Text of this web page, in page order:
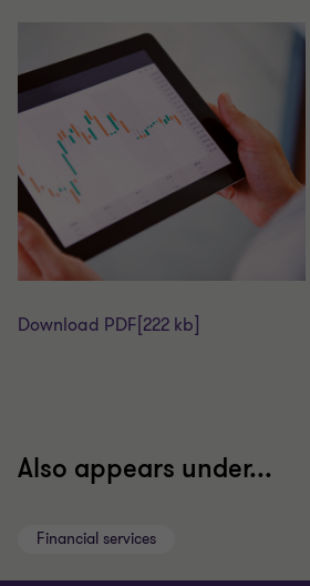
Download PDF [222 kb]
Also appears under...
Financial services